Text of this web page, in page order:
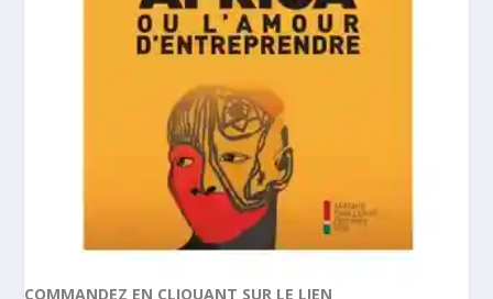
COMMANDEZ EN CLIQUANT SUR LE LIEN